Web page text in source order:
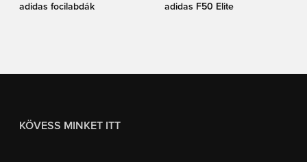
adidas focilabdák adidas F50 Elite
KÖVESS MINKET ITT